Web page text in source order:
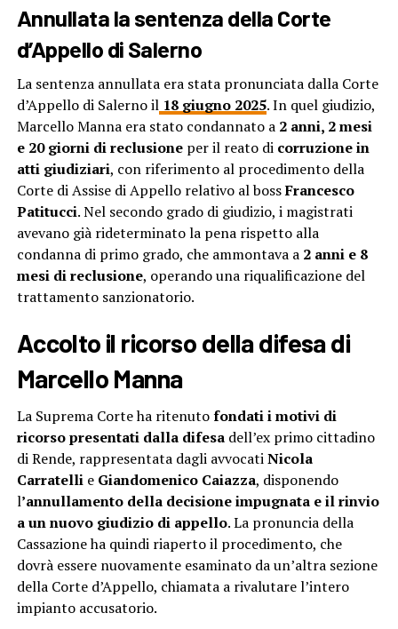
Annullata la sentenza della Corte
d’Appello di Salerno
La sentenza annullata era stata pronunciata dalla Corte
d’Appello di Salerno il 18 giugno 2025. In quel giudizio,
Marcello Manna era stato condannato a 2 anni, 2 mesi
e 20 giorni di reclusioneper il reato di corruzione in
atti giudiziari, con riferimento al procedimento della
Corte di Assise di Appello relativo al bossFrancesco
Patitucci. Nel secondo grado di giudizio, i magistrati
avevano già rideterminato la pena rispetto alla
condanna di primo grado, che ammontava a 2 anni e 8
mesi di reclusione, operando una riqualificazione del
trattamento sanzionatorio.
Accolto il ricorso della difesa di
Marcello Manna
La Suprema Corte ha ritenutofondati i motivi di
ricorso presentati dalla difesadell’ex primo cittadino
di Rende, rappresentata dagli avvocatiNicola
Carratellie Giandomenico Caiazza, disponendo
l’annullamento della decisione impugnata e il rinvio
a un nuovo giudizio di appello. La pronuncia della
Cassazione ha quindi riaperto il procedimento, che
dovrà essere nuovamente esaminato da un’altra sezione
della Corte d’Appello, chiamata a rivalutare l’intero
impianto accusatorio.